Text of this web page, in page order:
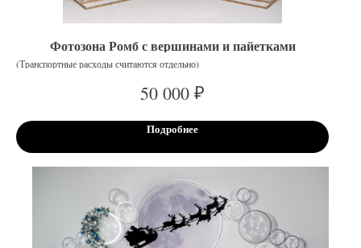
Фотозона Ромб с вершинами и пайетками
(Транспортные расходы считаются отдельно)
50 000 ₽
Подробнее